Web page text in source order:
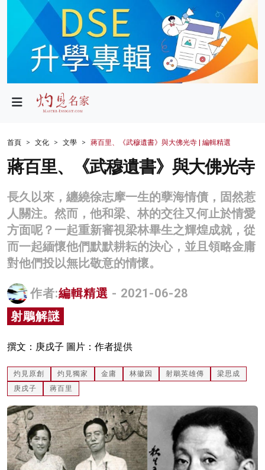
政局
財經
生活
商業
科技
影片
名家榜
灼見活動
首頁 文化 文學 蔣百里、《武穆遺書》與大佛光寺 | 編輯精選
蔣百里、《武穆遺書》與大佛光寺
長久以來，纏繞徐志摩一生的孽海情債，固然惹
人關注。然而，他和梁、林的交往又何止於情愛
方面呢？一起重新審視梁林畢生之輝煌成就，從
而一起緬懷他們默默耕耘的決心，並且領略金庸
對他們投以無比敬意的情懷。
作者:編輯精選 - 2021-06-28
射鵰解謎
撰文：庚戌子 圖片：作者提供
灼見原創 灼見獨家 金庸 林徽因 射鵰英雄傳
梁思成
庚戌子
蔣百里